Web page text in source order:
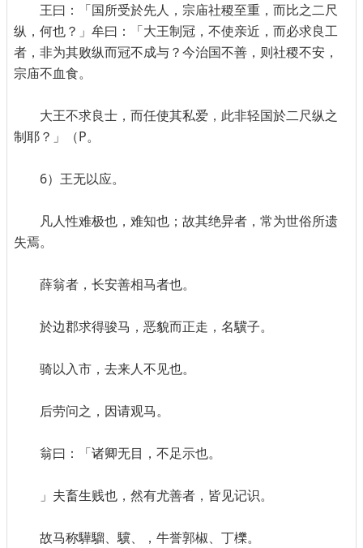
王曰：「国所受於先人，宗庙社稷至重，而比之二尺
纵，何也？」牟曰：「大王制冠，不使亲近，而必求良工
者，非为其败纵而冠不成与？今治国不善，则社稷不安，
宗庙不血食。
大王不求良士，而任使其私爱，此非轻国於二尺纵之
制耶？」（P。
6）王无以应。
凡人性难极也，难知也；故其绝异者，常为世俗所遗
失焉。
薛翁者，长安善相马者也。
於边郡求得骏马，恶貌而正走，名驥子。
骑以入市，去来人不见也。
后劳问之，因请观马。
翁曰：「诸卿无目，不足示也。
」夫畜生贱也，然有尤善者，皆见记识。
故马称驊騮、驥、，牛誉郭椒、丁櫟。